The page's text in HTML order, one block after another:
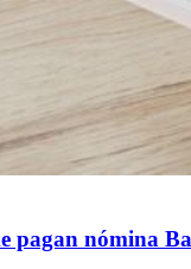
pagan nómina